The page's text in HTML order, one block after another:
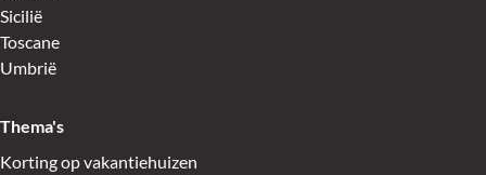
Sicilië
Toscane
Umbrië
Thema's
Korting op vakantiehuizen